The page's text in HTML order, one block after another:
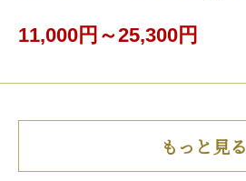
11,000円～25,300円
もっと見る